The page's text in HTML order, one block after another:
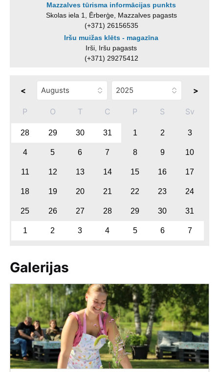
Mazzalves tūrisma informācijas punkts
Skolas iela 1, Ērberģe, Mazzalves pagasts
(+371) 26156535
Iršu muižas klēts - magazīna
Irši, Iršu pagasts
(+371) 29275412
< >
P O T C P S Sv
28 29 30 31 1 2 3
4 5 6 7 8 9 10
11 12 13 14 15 16 17
18 19 20 21 22 23 24
25 26 27 28 29 30 31
1 2 3 4 5 6 7
Galerijas